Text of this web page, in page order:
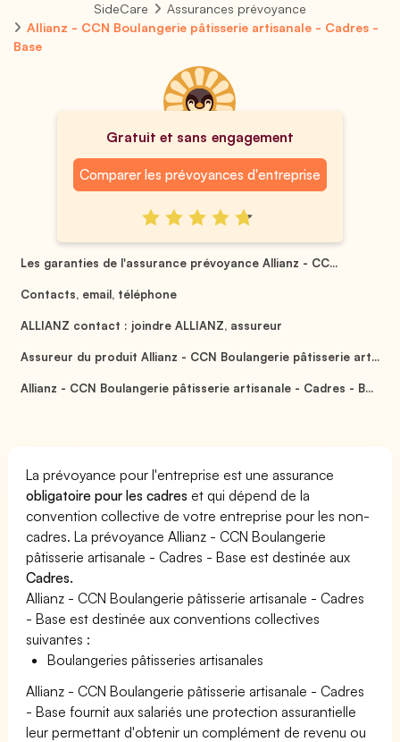
SideCare
Assurances prévoyance
Allianz - CCN Boulangerie pâtisserie artisanale - Cadres -
Base
Gratuit et sans engagement
Comparer les prévoyances d'entreprise
Les garanties de l'assurance prévoyance Allianz - CC...
Contacts, email, téléphone
ALLIANZ contact : joindre ALLIANZ, assureur
Assureur du produit Allianz - CCN Boulangerie pâtisserie art...
Allianz - CCN Boulangerie pâtisserie artisanale - Cadres - B...
La prévoyance pour l'entreprise est une assurance
obligatoire pour les cadres et qui dépend de la
convention collective de votre entreprise pour les non-
cadres. La prévoyance Allianz - CCN Boulangerie
pâtisserie artisanale - Cadres - Base est destinée aux
Cadres.
Allianz - CCN Boulangerie pâtisserie artisanale - Cadres
- Base est destinée aux conventions collectives
suivantes :
Boulangeries pâtisseries artisanales
Allianz - CCN Boulangerie pâtisserie artisanale - Cadres
- Base fournit aux salariés une protection assurantielle
leur permettant d'obtenir un complément de revenu ou